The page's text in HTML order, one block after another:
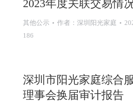
2023年度关联交易情
其他公示 作者： 深圳阳光家庭
186
深圳市阳光家庭综合
理事会换届审计报告